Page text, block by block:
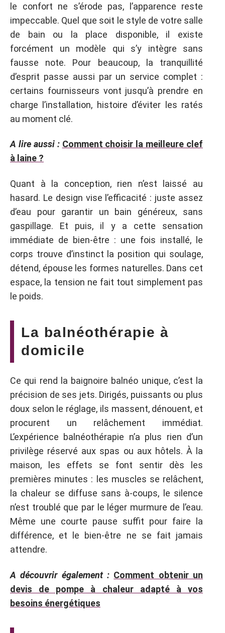
le confort ne s’érode pas, l’apparence reste
impeccable. Quel que soit le style de votre salle
de bain ou la place disponible, il existe
forcément un modèle qui s’y intègre sans
fausse note. Pour beaucoup, la tranquillité
d’esprit passe aussi par un service complet :
certains fournisseurs vont jusqu’à prendre en
charge l’installation, histoire d’éviter les ratés
au moment clé.
A lire aussi : Comment choisir la meilleure clef
à laine ?
Quant à la conception, rien n’est laissé au
hasard. Le design vise l’efficacité : juste assez
d’eau pour garantir un bain généreux, sans
gaspillage. Et puis, il y a cette sensation
immédiate de bien-être : une fois installé, le
corps trouve d’instinct la position qui soulage,
détend, épouse les formes naturelles. Dans cet
espace, la tension ne fait tout simplement pas
le poids.
La balnéothérapie à
domicile
Ce qui rend la baignoire balnéo unique, c’est la
précision de ses jets. Dirigés, puissants ou plus
doux selon le réglage, ils massent, dénouent, et
procurent un relâchement immédiat.
L’expérience balnéothérapie n’a plus rien d’un
privilège réservé aux spas ou aux hôtels. À la
maison, les effets se font sentir dès les
premières minutes : les muscles se relâchent,
la chaleur se diffuse sans à-coups, le silence
n’est troublé que par le léger murmure de l’eau.
Même une courte pause suffit pour faire la
différence, et le bien-être ne se fait jamais
attendre.
A découvrir également : Comment obtenir un
devis de pompe à chaleur adapté à vos
besoins énergétiques